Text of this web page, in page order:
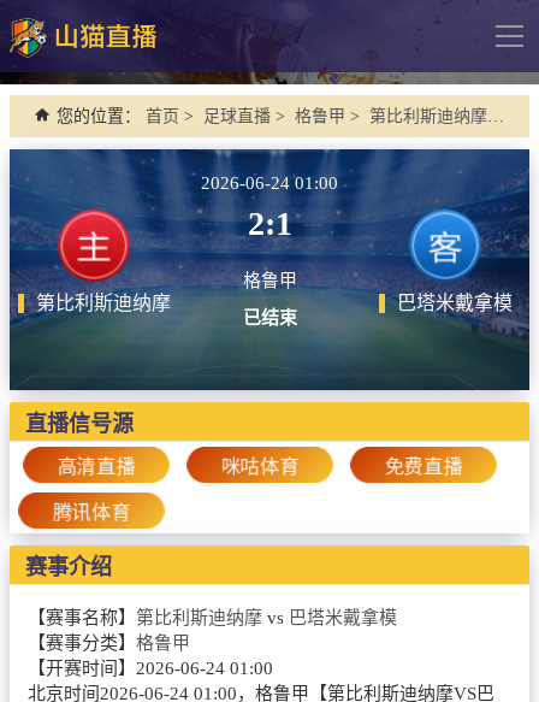
导
网站首页
德甲
法甲
西甲
欧冠杯
中超
篮球直播
NBA
CBA
录像
您的位置： 首页 > 足球直播 > 格鲁甲 > 第比利斯迪纳摩 VS 巴塔米戴拿模
第比利斯迪纳摩
2026-06-24 01:00
2:1
格鲁甲
已结束
巴塔米戴拿模
直播信号源
高清直播 咪咕体育 免费直播
腾讯体育
赛事介绍
【赛事名称】 第比利斯迪纳摩 vs 巴塔米戴拿模
【赛事分类】 格鲁甲
【开赛时间】 2026-06-24 01:00
北京时间2026-06-24 01:00，格鲁甲【第比利斯迪纳摩VS巴